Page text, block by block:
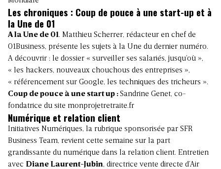
Les chroniques : Coup de pouce à une start-up et à
la Une de 01
A la Une de 01. Matthieu Scherrer, rédacteur en chef de
01Business, présente les sujets à la Une du dernier numéro.
A découvrir : le dossier « surveiller ses salariés, jusqu’où »,
« les hackers, nouveaux chouchous des entreprises »,
« référencement sur Google, les techniques des tricheurs ».
Coup de pouce à une start up :Sandrine Genet, co-
fondatrice du site monprojetretraite.fr
Numérique et relation client
Initiatives Numériques, la rubrique sponsorisée par SFR
Business Team, revient cette semaine sur la part
grandissante du numérique dans la relation client. Entretien
avec Diane Laurent-Jubin, directrice vente directe d’Air